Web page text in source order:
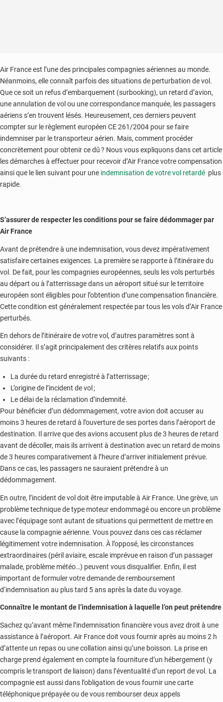
Air France est l’une des principales compagnies aériennes au monde.
Néanmoins, elle connaît parfois des situations de perturbation de vol.
Que ce soit un refus d’embarquement (surbooking), un retard d’avion,
une annulation de vol ou une correspondance manquée, les passagers
aériens s’en trouvent lésés. Heureusement, ces derniers peuvent
compter sur le règlement européen CE 261/2004 pour se faire
indemniser par le transporteur aérien. Mais, comment procéder
concrètement pour obtenir ce dû ? Nous vous expliquons dans cet article
les démarches à effectuer pour recevoir d’Air France votre compensation
ainsi que le lien suivant pour une indemnisation de votre vol retardé plus
rapide.
S’assurer de respecter les conditions pour se faire dédommager par
Air France
Avant de prétendre à une indemnisation, vous devez impérativement
satisfaire certaines exigences. La première se rapporte à l’itinéraire du
vol. De fait, pour les compagnies européennes, seuls les vols perturbés
au départ ou à l’atterrissage dans un aéroport situé sur le territoire
européen sont éligibles pour l’obtention d’une compensation financière.
Cette condition est généralement respectée par tous les vols d’Air France
perturbés.
En dehors de l’itinéraire de votre vol, d’autres paramètres sont à
considérer. Il s’agit principalement des critères relatifs aux points
suivants :
La durée du retard enregistré à l’atterrissage ;
L’origine de l’incident de vol ;
Le délai de la réclamation d’indemnité.
Pour bénéficier d’un dédommagement, votre avion doit accuser au
moins 3 heures de retard à l’ouverture de ses portes dans l’aéroport de
destination. Il arrive que des avions accusent plus de 3 heures de retard
avant de décoller, mais ils arrivent à destination avec un retard de moins
de 3 heures comparativement à l’heure d’arriver initialement prévue.
Dans ce cas, les passagers ne sauraient prétendre à un
dédommagement.
En outre, l’incident de vol doit être imputable à Air France. Une grève, un
problème technique de type moteur endommagé ou encore un problème
avec l’équipage sont autant de situations qui permettent de mettre en
cause la compagnie aérienne. Vous pouvez dans ces cas réclamer
légitimement votre indemnisation. À l’opposé, les circonstances
extraordinaires (péril aviaire, escale imprévue en raison d’un passager
malade, problème météo…) peuvent vous disqualifier. Enfin, il est
important de formuler votre demande de remboursement
d‘indemnisation au plus tard 5 ans après la date du voyage.
Connaître le montant de l’indemnisation à laquelle l’on peut prétendre
Sachez qu’avant même l’indemnisation financière vous avez droit à une
assistance à l’aéroport. Air France doit vous fournir après au moins 2 h
d’attente un repas ou une collation ainsi qu’une boisson. La prise en
charge prend également en compte la fourniture d’un hébergement (y
compris le transport de liaison) dans l’éventualité d’un report de vol. La
compagnie est aussi dans l’obligation de vous fournir une carte
téléphonique prépayée ou de vous rembourser deux appels